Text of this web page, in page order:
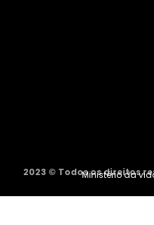
2023 © Todos os direitos
Ministério da